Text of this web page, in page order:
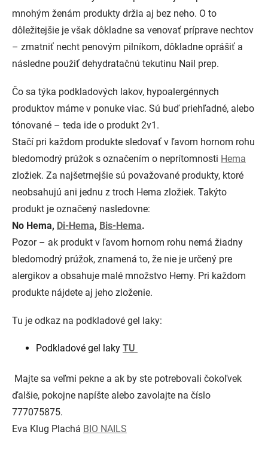
mnohým ženám produkty držia aj bez neho. O to
dôležitejšie je však dôkladne sa venovať príprave nechtov
– zmatniť necht penovým pilníkom, dôkladne oprášiť a
následne použiť dehydratačnú tekutinu Nail prep.
Čo sa týka podkladových lakov, hypoalergénnych
produktov máme v ponuke viac. Sú buď priehľadné, alebo
tónované – teda ide o produkt 2v1.
Stačí pri každom produkte sledovať v ľavom hornom rohu
bledomodrý prúžok s označením o neprítomnosti Hema
zložiek. Za najšetrnejšie sú považované produkty, ktoré
neobsahujú ani jednu z troch Hema zložiek. Takýto
produkt je označený nasledovne:
No Hema, Di-Hema, Bis-Hema.
Pozor – ak produkt v ľavom hornom rohu nemá žiadny
bledomodrý prúžok, znamená to, že nie je určený pre
alergikov a obsahuje malé množstvo Hemy. Pri každom
produkte nájdete aj jeho zloženie.
Tu je odkaz na podkladové gel laky:
Podkladové gel laky TU
Majte sa veľmi pekne a ak by ste potrebovali čokoľvek
ďalšie, pokojne napíšte alebo zavolajte na číslo
777075875.
Eva Klug Plachá BIO NAILS